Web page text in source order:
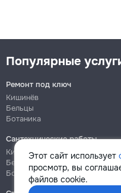
Этот сайт использует
просмотр, вы
файлов cookie.
Популярные
Ремонт под ключ
Кишинёв
Бельцы
Ботаника
Сантехнические работы
Кишинёв
Бельцы
Ботаника